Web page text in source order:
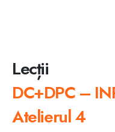
Lecții
DC+DPC –
Atelierul 4